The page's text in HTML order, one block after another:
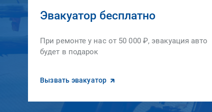
Эвакуатор бесплатно
При ремонте у нас от 50 000 ₽, эвакуация авто
будет в подарок
Вызвать эвакуатор